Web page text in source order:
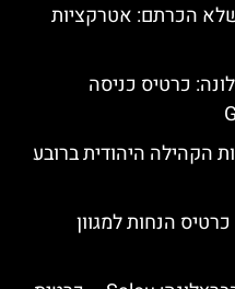
הכרתם: אטרקציות
כרטיס כניסה
הקהילה היהודית ברובע
הנחות למגוון